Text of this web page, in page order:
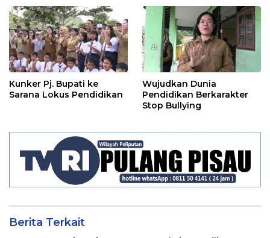
Kunker Pj. Bupati ke
Sarana Lokus Pendidikan
Wujudkan Dunia
Pendidikan Berkarakter
Stop Bullying
Berita Terkait